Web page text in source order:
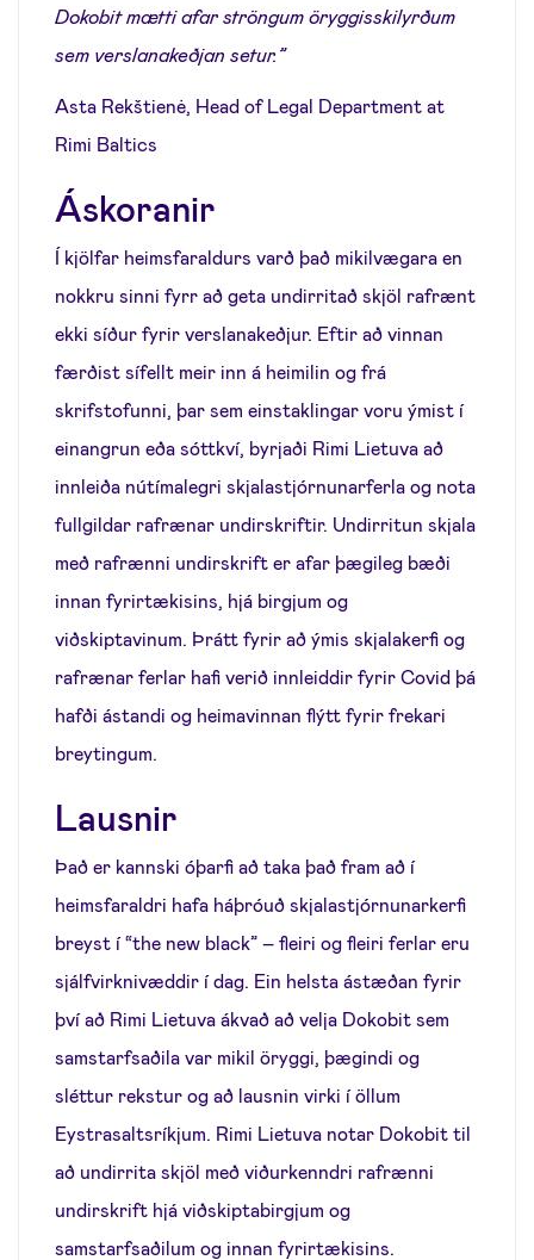
Dokobit mætti afar ströngum öryggisskilyrðum
sem verslanakeðjan setur.”
Asta Rekštienė, Head of Legal Department at
Rimi Baltics
Áskoranir
Í kjölfar heimsfaraldurs varð það mikilvægara en
nokkru sinni fyrr að geta undirritað skjöl rafrænt
ekki síður fyrir verslanakeðjur. Eftir að vinnan
færðist sífellt meir inn á heimilin og frá
skrifstofunni, þar sem einstaklingar voru ýmist í
einangrun eða sóttkví, byrjaði Rimi Lietuva að
innleiða nútímalegri skjalastjórnunarferla og nota
fullgildar rafrænar undirskriftir. Undirritun skjala
með rafrænni undirskrift er afar þægileg bæði
innan fyrirtækisins, hjá birgjum og
viðskiptavinum. Þrátt fyrir að ýmis skjalakerfi og
rafrænar ferlar hafi verið innleiddir fyrir Covid þá
hafði ástandi og heimavinnan flýtt fyrir frekari
breytingum.
Lausnir
Það er kannski óþarfi að taka það fram að í
heimsfaraldri hafa háþróuð skjalastjórnunarkerfi
breyst í “the new black” – fleiri og fleiri ferlar eru
sjálfvirknivæddir í dag. Ein helsta ástæðan fyrir
því að Rimi Lietuva ákvað að velja Dokobit sem
samstarfsaðila var mikil öryggi, þægindi og
sléttur rekstur og að lausnin virki í öllum
Eystrasaltsríkjum. Rimi Lietuva notar Dokobit til
að undirrita skjöl með viðurkenndri rafrænni
undirskrift hjá viðskiptabirgjum og
samstarfsaðilum og innan fyrirtækisins.